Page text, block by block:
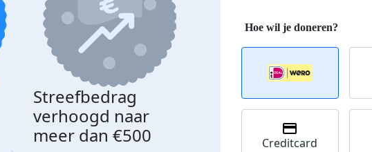
Streefbedrag
verhoogd naar
meer dan €500
Creditcard